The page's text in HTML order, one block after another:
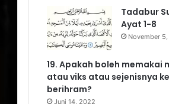
Tadabur
Ayat 1-8
November
19. Apakah boleh memakai
atau viks atau sejenisnya
berihram?
Juni 14, 2022